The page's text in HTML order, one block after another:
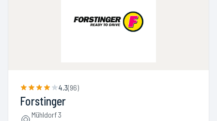
4.3(96)
Forstinger
Mühldorf 3